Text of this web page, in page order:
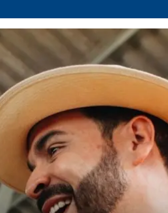
Facebook
X
Whatsapp
Telegram
LinkedIn